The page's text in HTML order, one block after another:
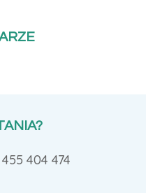
455 404 474